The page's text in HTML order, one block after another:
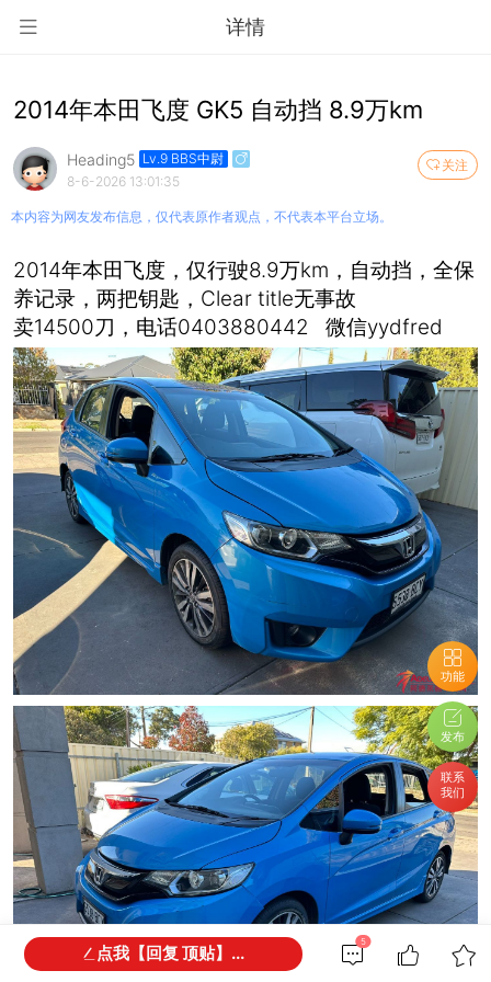
详情
功能
发布
联系
我们
2014年本田飞度 GK5 自动挡 8.9万km
关注
Heading5 Lv.9 BBS中尉
8-6-2026 13:01:35
本内容为网友发布信息，仅代表原作者观点，不代表本平台立场。
2014年本田飞度，仅行驶8.9万km，自动挡，全保
养记录，两把钥匙，Clear title无事故
卖14500刀，电话0403880442 微信yydfred
5
点我【回复 顶贴】...